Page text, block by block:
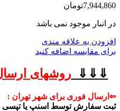
7,944,860تومان
در انبار موجود نمی باشد
افزودن به علاقه مندی
برای مقایسه اضافه کنید
⇓⇓⇓روشهای
⇐ارسال فوری برای شهر تهران :
ثبت سفارش توسط اسنپ یا تپسی